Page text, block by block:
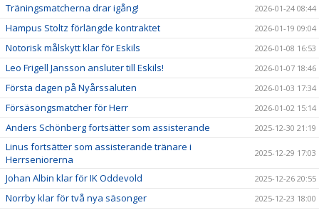
Träningsmatcherna drar igång! 2026-01-24 08:44
Hampus Stoltz förlängde kontraktet 2026-01-19 09:04
Notorisk målskytt klar för Eskils 2026-01-08 16:53
Leo Frigell Jansson ansluter till Eskils! 2026-01-07 18:46
Första dagen på Nyårssaluten 2026-01-03 17:34
Försäsongsmatcher för Herr 2026-01-02 15:14
Anders Schönberg fortsätter som assisterande 2025-12-30 21:19
Linus fortsätter som assisterande tränare i
Herrseniorerna
2025-12-29 17:03
Johan Albin klar för IK Oddevold 2025-12-26 20:55
Norrby klar för två nya säsonger 2025-12-23 18:00